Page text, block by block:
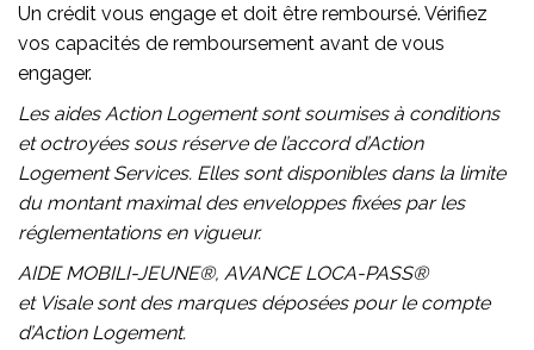
Un crédit vous engage et doit être remboursé. Vérifiez
vos capacités de remboursement avant de vous
engager.
Les aides Action Logement sont soumises à conditions
et octroyées sous réserve de l’accord d’Action
Logement Services. Elles sont disponibles dans la limite
du montant maximal des enveloppes fixées par les
réglementations en vigueur.
AIDE MOBILI-JEUNE®, AVANCE LOCA-PASS®
et Visale sont des marques déposées pour le compte
d’Action Logement.